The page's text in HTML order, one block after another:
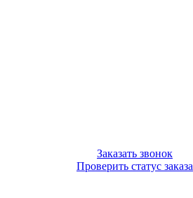
Заказать звонок
Проверить статус заказа